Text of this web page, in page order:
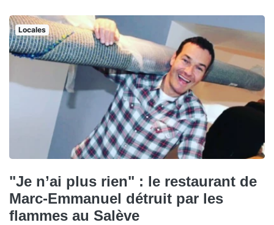
Locales
"Je n’ai plus rien" : le restaurant de
Marc-Emmanuel détruit par les
flammes au Salève